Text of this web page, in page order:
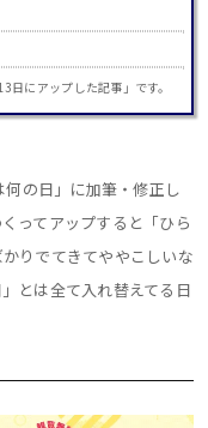
にアップした記事」です。
の日」に加筆・修正し
ってアップすると「ひら
りでてきてややこしいな
とは全て入れ替えてる日